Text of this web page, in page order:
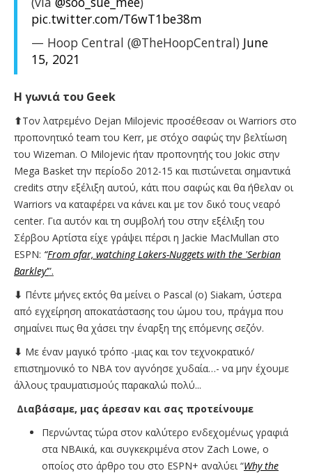
pic.twitter.com/T6wT1be38m
— Hoop Central (@TheHoopCentral) June
15, 2021
Η γωνιά του Geek
⬆Τον λατρεμένο Dejan Milojevic προσέθεσαν οι Warriors στο
προπονητικό team του Kerr, με στόχο σαφώς την βελτίωση
του Wizeman. O Milojevic ήταν προπονητής του Jokic στην
Mega Basket την περίοδο 2012-15 και πιστώνεται σημαντικά
credits στην εξέλιξη αυτού, κάτι που σαφώς και θα ήθελαν οι
Warriors να καταφέρει να κάνει και με τον δικό τους νεαρό
center. Για αυτόν και τη συμβολή του στην εξέλιξη του
Σέρβου Αρτίστα είχε γράψει πέρσι η Jackie MacMullan στο
ESPN: “From afar, watching Lakers-Nuggets with the 'Serbian
Barkley'”.
⬇ Πέντε μήνες εκτός θα μείνει ο Pascal (o) Siakam, ύστερα
από εγχείρηση αποκατάστασης του ώμου του, πράγμα που
σημαίνει πως θα χάσει την έναρξη της επόμενης σεζόν.
⬇ Με έναν μαγικό τρόπο -μιας και τον τεχνοκρατικό/
επιστημονικό το NBA τον αγνόησε χυδαία…- να μην έχουμε
άλλους τραυματισμούς παρακαλώ πολύ...
Διαβάσαμε, μας άρεσαν και σας προτείνουμε
Περνώντας τώρα στον καλύτερο ενδεχομένως γραφιά
στα ΝΒΑικά, και συγκεκριμένα στον Zach Lowe, ο
οποίος στο άρθρο του στο ESPN+ αναλύει “Why the